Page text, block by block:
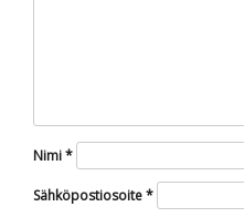
Nimi*
Sähköpostiosoite*